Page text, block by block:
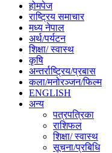
होमपेज
राष्ट्रिय समाचार
मध्य नेपाल
अर्थ/पर्यटन
शिक्षा/ स्वास्थ
कृषि
अन्तर्राष्ट्रिय/प्रबास
कला/मनोरञ्जन/फिल्म
ENGLISH
अन्य
पत्रपत्रिका
राशिफल
शिक्षा/ स्वास्थ
सूचना/प्रबिधि